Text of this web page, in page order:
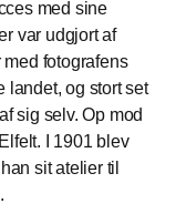
med sine
var udgjort af
fotografens
landet, og stort set
sig selv. Op mod
I 1901 blev
sit atelier til